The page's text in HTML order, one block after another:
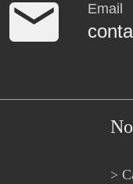
Email
>